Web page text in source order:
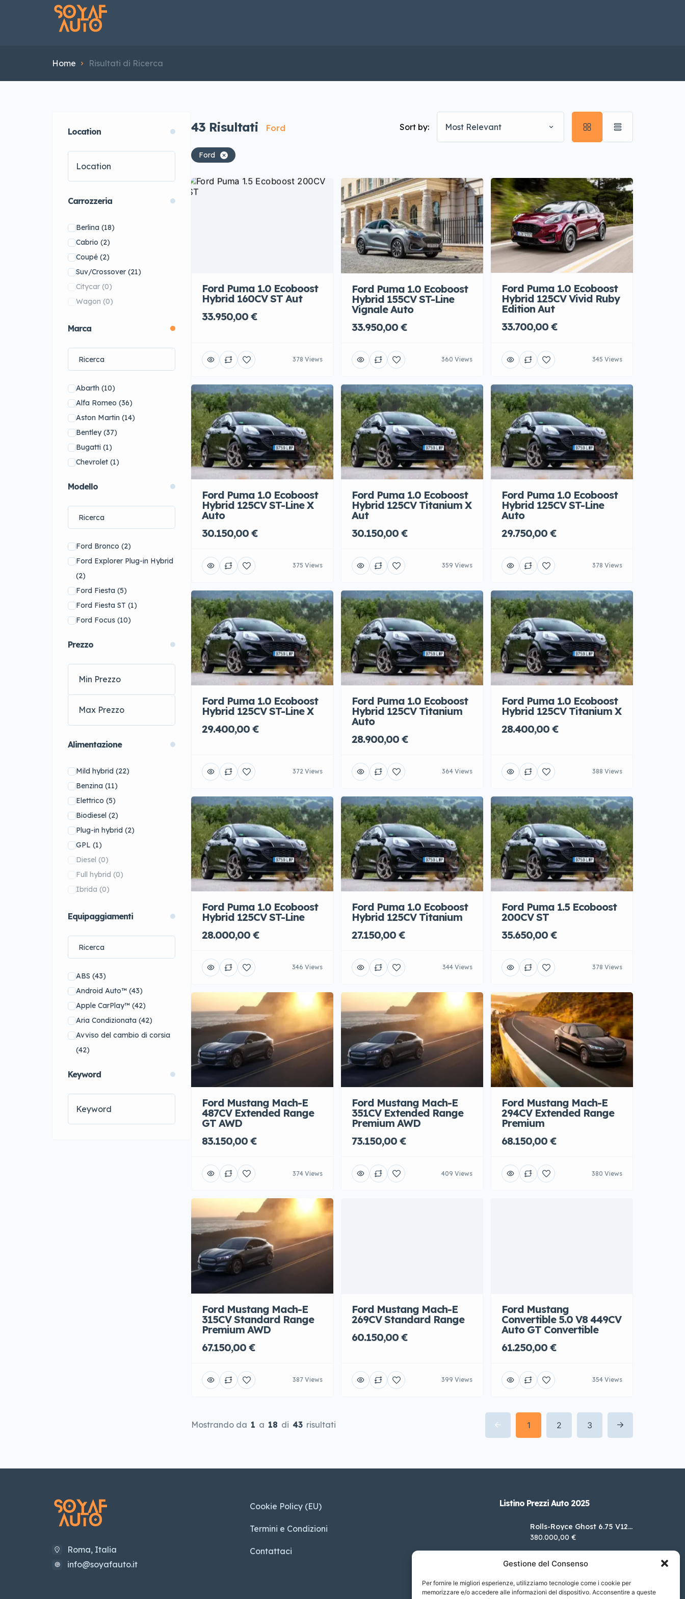
Gestione del Consenso
Per fornire le migliori esperienze, utilizziamo tecnologie come i cookie per
memorizzare e/o accedere alle informazioni del dispositivo. Acconsentire a queste
Home Risultati di Ricerca
Location
Carrozzeria
Berlina (18)
Cabrio (2)
Coupé (2)
Suv/Crossover (21)
Citycar (0)
Wagon (0)
Marca
Abarth (10)
Alfa Romeo (36)
Aston Martin (14)
Bentley(37)
Bugatti (1)
Chevrolet (1)
DS(61)
Ferrari(14)
FIAT(20)
Honda(1)
Hyundai(18)
Jaguar
Jeep (10)
KIA(32)
Koenigsegg (1)
Maserati(18)
McLaren (1)
Mercedes-Benz(1)
MG(22)
Nissan(1)
Opel(3)
Peugeot (14)
Porsche(72)
Renault(16)
Rolls-Royce
Skoda (41)
Smart(25)
Subaru(6)
Toyota(16)
Volkswagen(9)
Audi(0)
Dodge(0)
Land Rover(0)
Mitsubishi(0)
Volvo(0)
Modello
Ford Bronco (2)
Ford Explorer Plug-in Hybrid
(2)
Ford Fiesta (5)
Ford Fiesta ST (1)
Ford Focus (10)
Ford Mustang
Ford Mustang Convertible
(2)
Ford Mustang Mach-E(5)
Ford Puma(12)
Prezzo
Alimentazione
Mild hybrid (22)
Benzina (11)
Elettrico (5)
Biodiesel (2)
Plug-in hybrid (2)
GPL (1)
Diesel (0)
Full hybrid (0)
Ibrida (0)
Equipaggiamenti
ABS (43)
Android Auto™ (43)
Apple CarPlay™ (42)
Aria Condizionata (42)
Avviso del cambio di corsia
(42)
Cerchi in Lega
controllo attivo
mantenimento corsia
Controllo automatico
Keyword
43 Risultati Ford Sort by: Most Relevant
Ford
Ford Puma 1.0 Ecoboost
Hybrid 160CV ST Aut
33.950,00 €
378 Views
Ford Puma 1.0 Ecoboost
Hybrid 155CV ST-Line
Vignale Auto
33.950,00 €
360 Views
Ford Puma 1.0 Ecoboost
Hybrid 125CV Vivid Ruby
Edition Aut
33.700,00 €
345 Views
Ford Puma 1.0 Ecoboost
Hybrid 125CV ST-Line X
Auto
30.150,00 €
375 Views
Ford Puma 1.0 Ecoboost
Hybrid 125CV Titanium X
Aut
30.150,00 €
359 Views
Ford Puma 1.0 Ecoboost
Hybrid 125CV ST-Line
Auto
29.750,00 €
378 Views
Ford Puma 1.0 Ecoboost
Hybrid 125CV ST-Line X
29.400,00 €
372 Views
Ford Puma 1.0 Ecoboost
Hybrid 125CV Titanium
Auto
28.900,00 €
364 Views
Ford Puma 1.0 Ecoboost
Hybrid 125CV Titanium X
28.400,00 €
388 Views
Ford Puma 1.0 Ecoboost
Hybrid 125CV ST-Line
28.000,00 €
346 Views
Ford Puma 1.0 Ecoboost
Hybrid 125CV Titanium
27.150,00 €
344 Views
Ford Puma 1.5 Ecoboost
200CV ST
35.650,00 €
378 Views
Ford Mustang Mach-E
487CV Extended Range
GT AWD
83.150,00 €
374 Views
Ford Mustang Mach-E
351CV Extended Range
Premium AWD
73.150,00 €
409 Views
Ford Mustang Mach-E
294CV Extended Range
Premium
68.150,00 €
380 Views
Ford Mustang Mach-E
315CV Standard Range
Premium AWD
67.150,00 €
387 Views
Ford Mustang Mach-E
269CV Standard Range
60.150,00 €
399 Views
Ford Mustang
Convertible 5.0 V8 449CV
Auto GT Convertible
61.250,00 €
354 Views
Mostrando da 1 a 18 di 43 risultati 1 2 3
Roma, Italia
info@soyafauto.it
Cookie Policy (EU)
Termini e Condizioni
Contattaci
Listino Prezzi Auto 2025
Rolls-Royce Ghost 6.75 V12
auto EWB
380.000,00 €
Hybrid DCT 4WD
430,00 €
Bentley Flying Spur 2.9 V6
Hybrid S